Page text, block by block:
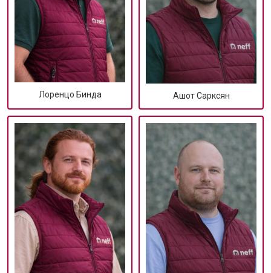
Лоренцо Бинда Ашот Сарксян